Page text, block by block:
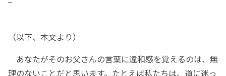
（以下、本文より）
あなたがそのお父さんの言葉に違和感を覚えるのは、無
理のないことだと思います。たとえば私たちは、道に迷っ